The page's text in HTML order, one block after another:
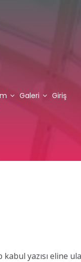
Galeri Giriş
kabul yazısı eline